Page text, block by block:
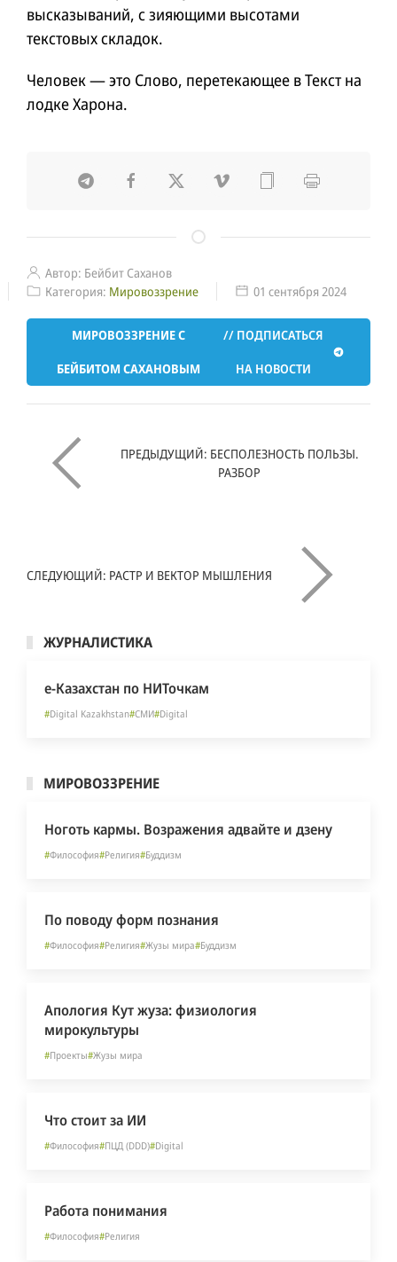
высказываний, с зияющими высотами
текстовых складок.
Человек — это Слово, перетекающее в Текст на
лодке Харона.
Автор: Бейбит Саханов
Категория: Мировоззрение 01 сентября 2024
МИРОВОЗЗРЕНИЕ С
БЕЙБИТОМ САХАНОВЫМ
// ПОДПИСАТЬСЯ
НА НОВОСТИ
ПРЕДЫДУЩИЙ: БЕСПОЛЕЗНОСТЬ ПОЛЬЗЫ.
РАЗБОР
СЛЕДУЮЩИЙ: РАСТР И ВЕКТОР МЫШЛЕНИЯ
ЖУРНАЛИСТИКА
е-Казахстан по НИТочкам
#Digital Kazakhstan#СМИ#Digital
МИРОВОЗЗРЕНИЕ
Ноготь кармы. Возражения адвайте и дзену
#Философия#Религия#Буддизм
По поводу форм познания
#Философия#Религия#Жузы мира#Буддизм
Апология Кут жуза: физиология
мирокультуры
#Проекты#Жузы мира
Что стоит за ИИ
#Философия#ПЦД (DDD)#Digital
Работа понимания
#Философия#Религия